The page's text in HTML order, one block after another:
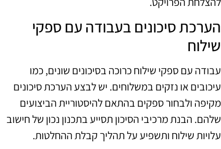
הערכת סיכונים בעבודה עם ספקי
שילוח
עבודה עם ספקי שילוח כרוכה בסיכונים שונים, כמו
עיכובים או נזקים במשלוחים. יש לבצע הערכת סיכונים
מקיפה ולבחור ספקים בהתאם להיסטוריית הביצועים
שלהם. הבנת מרכיבי הסיכון תסייע בתכנון נכון של חישוב
עלויות שילוח ותשפיע על תהליך קבלת ההחלטות.